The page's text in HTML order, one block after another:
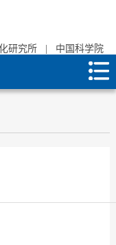
研究所 中国科学院